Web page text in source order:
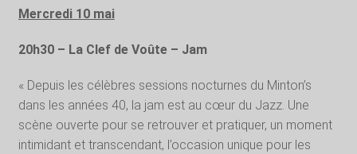
Mercredi 10 mai
20h30 – La Clef de Voûte – Jam
« Depuis les célèbres sessions nocturnes du Minton’s
dans les années 40, la jam est au cœur du Jazz. Une
scène ouverte pour se retrouver et pratiquer, un moment
intimidant et transcendant, l’occasion unique pour les